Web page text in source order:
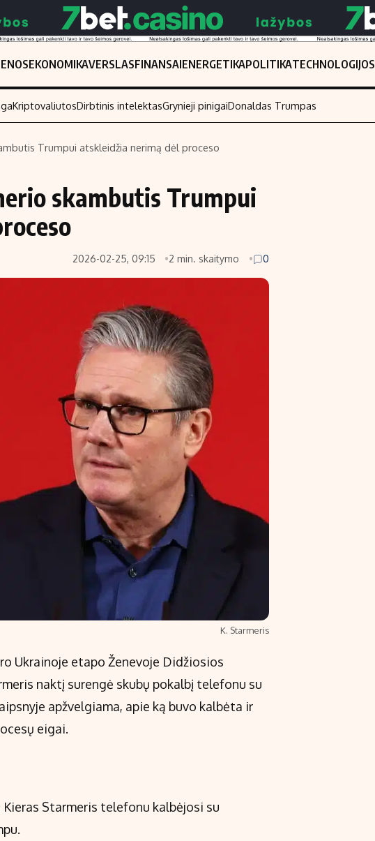
EKONOMIKAVERSLASFINANSAIENERGETIKAPOLITIKATECHNOLOGIJOS
Investavimas
Kriptovaliutos
Nedarbo išmokos skaičiuoklė
Būsto finansai
Įdomios naujienos
KriptovaliutosDirbtinis intelektasGrynieji pinigaiDonaldas Trumpas
Trumpui atskleidžia nerimą dėl proceso
skambutis Trumpui
2026-02-25, 09:15 2 min. skaitymo 0
K. Starmeris
Ukrainoje etapo Ženevoje Didžiosios
naktį surengė skubų pokalbį telefonu su
apžvelgiama, apie ką buvo kalbėta ir
eigai.
Starmeris telefonu kalbėjosi su